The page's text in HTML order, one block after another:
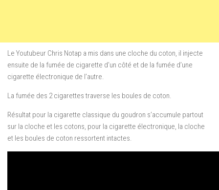
Le Youtubeur Chris Notap a mis dans une cloche du coton, il injecte
ensuite de la fumée de cigarette d’un côté et de la fumée d’une
cigarette électronique de l’autre.
La fumée des 2 cigarettes traverse les boules de coton.
Résultat pour la cigarette classique du goudron s’accumule partout
sur la cloche et les cotons, pour la cigarette électronique, la cloche
et les boules de coton ressortent intactes.